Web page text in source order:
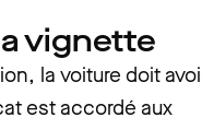
vignette
la voiture doit
est accordé aux